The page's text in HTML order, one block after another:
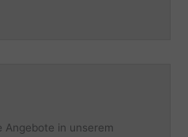
Angebote in unserem